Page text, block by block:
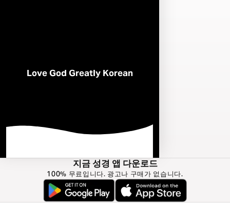
Love God Greatly Korean
지금 성경 앱 다운로드
100% 무료입니다. 광고나 구매가 없습니다.